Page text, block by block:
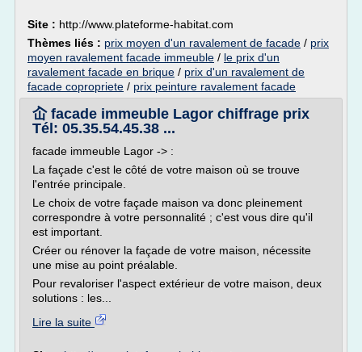
Site : http://www.plateforme-habitat.com
Thèmes liés : prix moyen d'un ravalement de facade / prix
moyen ravalement facade immeuble / le prix d'un
ravalement facade en brique / prix d'un ravalement de
facade copropriete / prix peinture ravalement facade
屳 facade immeuble Lagor chiffrage prix
Tél: 05.35.54.45.38 ...
facade immeuble Lagor -> :
La façade c'est le côté de votre maison où se trouve
l'entrée principale.
Le choix de votre façade maison va donc pleinement
correspondre à votre personnalité ; c'est vous dire qu'il
est important.
Créer ou rénover la façade de votre maison, nécessite
une mise au point préalable.
Pour revaloriser l'aspect extérieur de votre maison, deux
solutions : les...
Lire la suite